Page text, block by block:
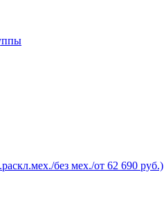
без мех./от 62 690 руб.)